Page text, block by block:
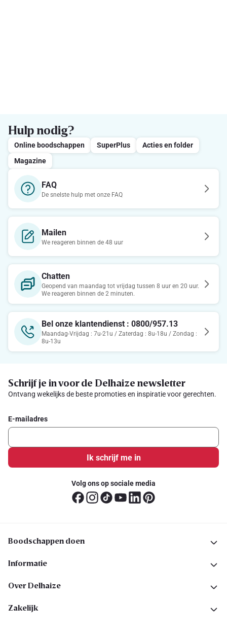
Hulp nodig?
Online boodschappen SuperPlus
Acties en folder
Magazine
FAQ
De snelste hulp met onze FAQ
Mailen
We reageren binnen de 48 uur
Chatten
Geopend van maandag tot vrijdag tussen 8 uur en 20 uur.
We reageren binnen de 2 minuten.
Bel onze klantendienst : 0800/957.13
Maandag-Vrijdag : 7u-21u / Zaterdag : 8u-18u / Zondag :
8u-13u
Schrijf je in voor de Delhaize newsletter
Ontvang wekelijks de beste promoties en inspiratie voor gerechten.
E-mailadres
Ik schrijf me in
Volg ons op sociale media
Boodschappen doen
Informatie
Over Delhaize
Zakelijk